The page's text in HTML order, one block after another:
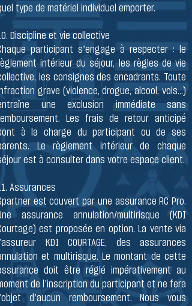
type de matériel individuel emporter.
Discipline et vie collective
participant s’engage à respecter : le
intérieur du séjour, les règles de vie
les consignes des encadrants. Toute
grave (violence, drogue, alcool, vols…)
une exclusion immédiate sans
Les frais de retour anticipé
à la charge du participant ou de ses
Le règlement intérieur de chaque
est à consulter dans votre espace client.
Assurances
est couvert par une assurance RC Pro.
assurance annulation/multirisque (KDI
est proposée en option. La vente via
KDI COURTAGE, des assurances
et multirisque. Le montant de cette
doit être réglé impérativement au
de l’inscription du participant et ne fera
d’aucun remboursement. Nous vous